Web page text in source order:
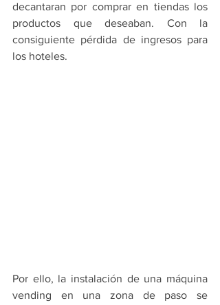
decantaran por comprar en tiendas los
productos que deseaban. Con la
consiguiente pérdida de ingresos para
los hoteles.
Por ello, la instalación de una máquina
vending en una zona de paso se